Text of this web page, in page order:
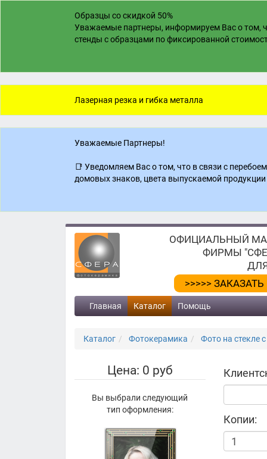
Образцы со скидкой 50%
Уважаемые партнеры, информируем Вас о том,
стенды с образцами по фиксированной
Лазерная резка и гибка металла
Уважаемые Партнеры!
📑 Уведомляем Вас о том, что в связи с
домовых знаков, цвета выпускаемой
ОФИЦИАЛЬНЫЙ
ФИРМЫ
>>>>>
Главная Каталог Помощь
Каталог Фотокерамика Фото на стекле
Цена: 0 руб
Вы выбрали следующий
тип оформления:
Копии: